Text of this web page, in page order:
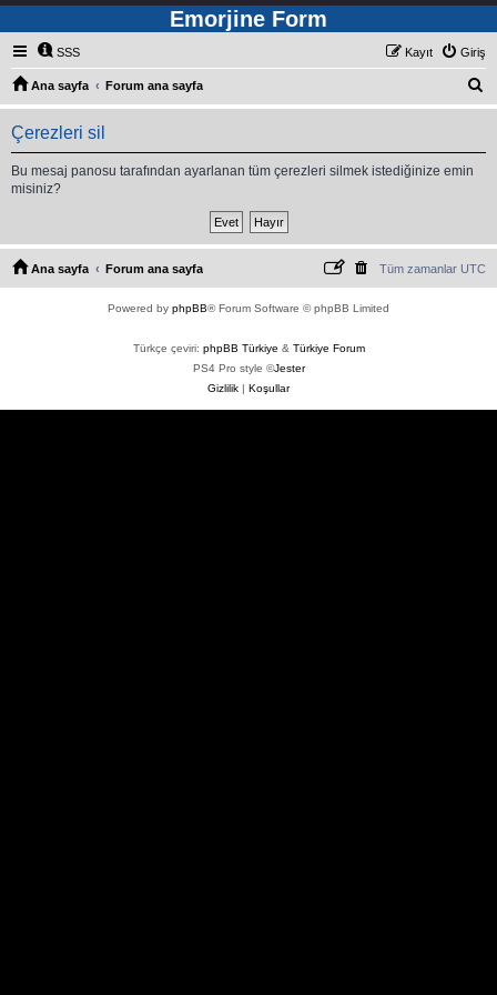
Emorjine Form
SSS Giriş
Kayıt
Ana sayfa Forum ana sayfa
r
Çerezleri sil
Bu mesaj panosu tarafından ayarlanan tüm çerezleri silmek istediğinize emin
misiniz?
Ana sayfa Forum ana sayfa Tüm zamanlar UTC
Powered by phpBB® Forum Software © phpBB Limited
Türkçe çeviri: phpBB Türkiye & Türkiye Forum
PS4 Pro style ©Jester
Gizlilik | Koşullar